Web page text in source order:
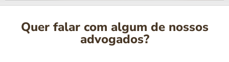
Quer falar com algum de nossos
advogados?